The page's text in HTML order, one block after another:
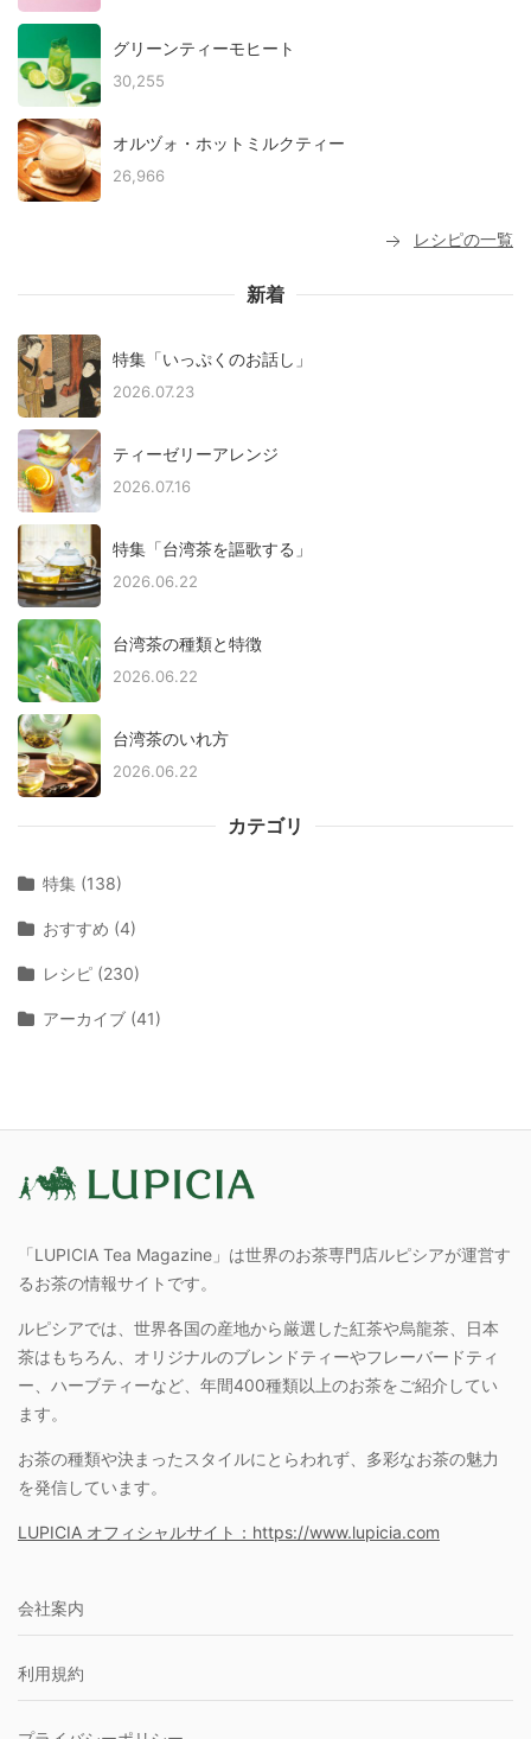
グリーンティーモヒート
30,255
オルヅォ・ホットミルクティー
26,966
レシピの一覧
新着
特集「いっぷくのお話し」
2026.07.23
ティーゼリーアレンジ
2026.07.16
特集「台湾茶を謳歌する」
2026.06.22
台湾茶の種類と特徴
2026.06.22
台湾茶のいれ方
2026.06.22
カテゴリ
特集 (138)
おすすめ (4)
レシピ (230)
アーカイブ (41)
「LUPICIA Tea Magazine」は世界のお茶専門店ルピシアが運営す
るお茶の情報サイトです。
ルピシアでは、世界各国の産地から厳選した紅茶や烏龍茶、日本
茶はもちろん、オリジナルのブレンドティーやフレーバードティ
ー、ハーブティーなど、年間400種類以上のお茶をご紹介してい
ます。
お茶の種類や決まったスタイルにとらわれず、多彩なお茶の魅力
を発信しています。
LUPICIA オフィシャルサイト：https://www.lupicia.com
会社案内
利用規約